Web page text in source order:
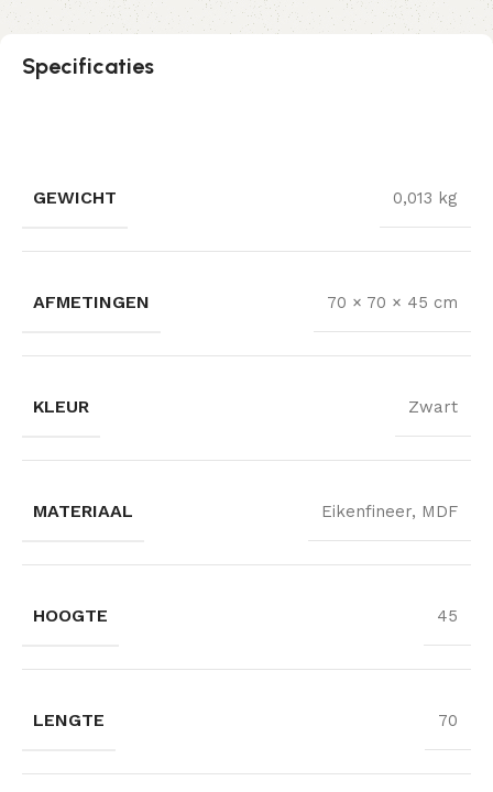
Specificaties
GEWICHT 0,013 kg
AFMETINGEN 70 × 70 × 45 cm
KLEUR Zwart
MATERIAAL Eikenfineer, MDF
HOOGTE 45
LENGTE 70